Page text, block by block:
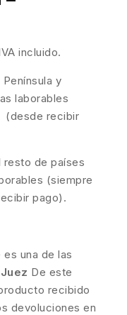
incluido.
y
laborables
(desde recibir
resto de países
(siempre
pago).
una de las
De este
recibido
devoluciones en